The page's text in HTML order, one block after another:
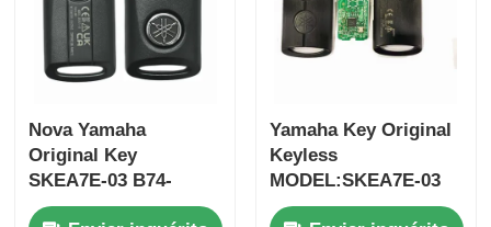
Casa
Produtos
Vídeos
Nova Yamaha
Original Key
SKEA7E-03 B74-
H6261-02 662F-
Yamaha Key Original
Keyless
MODEL:SKEA7E-03
Para Yamaha Smart